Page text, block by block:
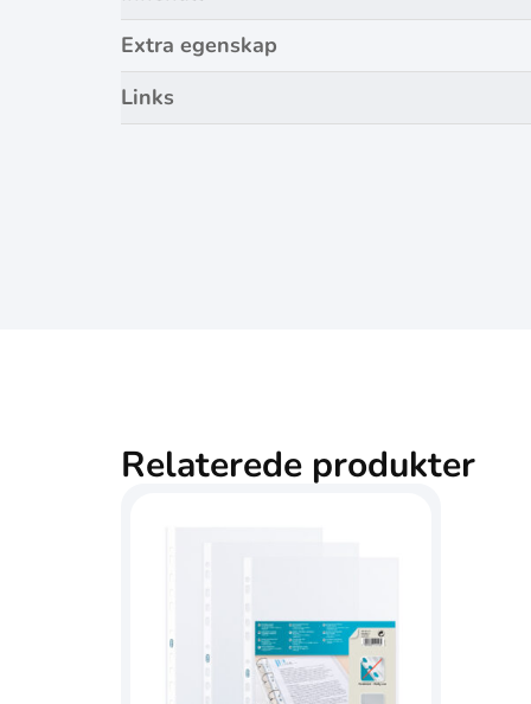
Extra egenskap
Links
Relaterede produkter